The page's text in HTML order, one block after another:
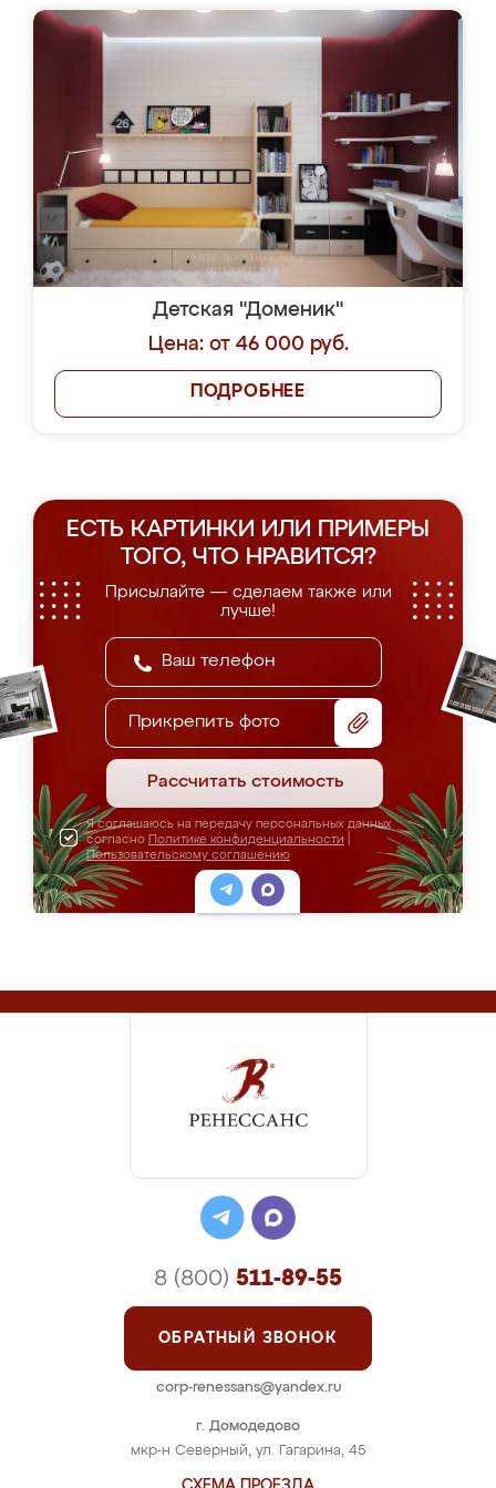
Детская "Доменик"
Цена: от 46 000 руб.
ПОДРОБНЕЕ
ЕСТЬ КАРТИНКИ ИЛИ ПРИМЕРЫ
ТОГО, ЧТО НРАВИТСЯ?
Присылайте — сделаем также или
лучше!
Прикрепить фото
Рассчитать стоимость
Я соглашаюсь на передачу персональных данных
согласно Политике конфиденциальности
Пользовательскому соглашению
г. Домодедово
мкр-н Северный, ул. Гагарина, 45
8 (800) 511-89-55
ОБРАТНЫЙ ЗВОНОК
corp-renessans@yandex.ru